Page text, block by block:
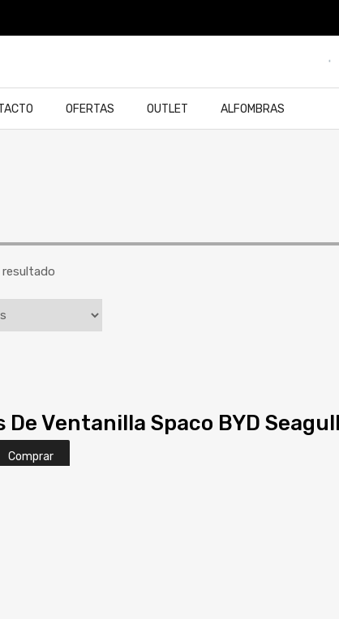
OFERTAS OUTLET ALFOMBRAS
De Ventanilla Spaco BYD
Comprar